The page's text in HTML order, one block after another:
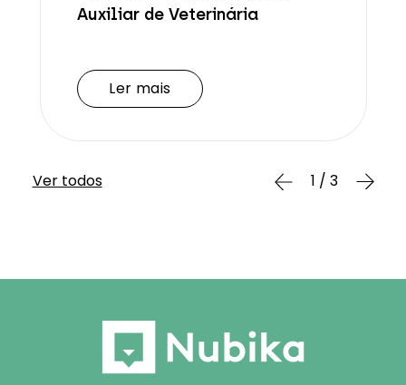
Auxiliar de Veterinária
Ler mais
Ver todos 1 / 3